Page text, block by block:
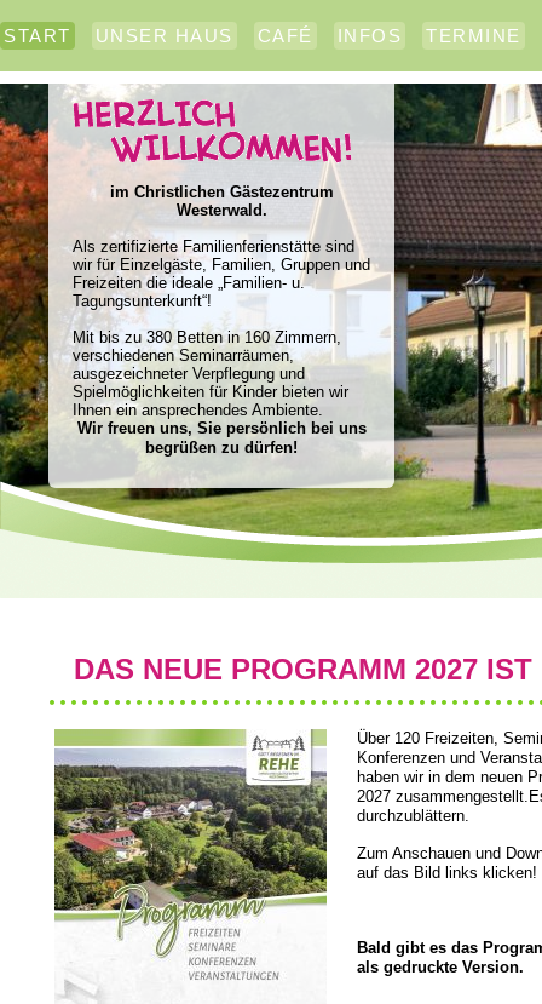
START UNSER HAUS CAFÉ INFOS TERMINE
im Christlichen Gästezentrum
Westerwald.
Als zertifizierte Familienferienstätte sind
wir für Einzelgäste, Familien, Gruppen und
Freizeiten die ideale „Familien- u.
Tagungsunterkunft“!
Mit bis zu 380 Betten in 160 Zimmern,
verschiedenen Seminarräumen,
ausgezeichneter Verpflegung und
Spielmöglichkeiten für Kinder bieten wir
Ihnen ein ansprechendes Ambiente.
Wir freuen uns, Sie persönlich bei uns
begrüßen zu dürfen!
DAS NEUE PROGRAMM 2027 IST
Über 120 Freizeiten,
Konferenzen und
haben wir in dem neuen
2027
durchzublättern.
Zum Anschauen und
auf das Bild links klicken!
Bald gibt es das
als gedruckte Version.